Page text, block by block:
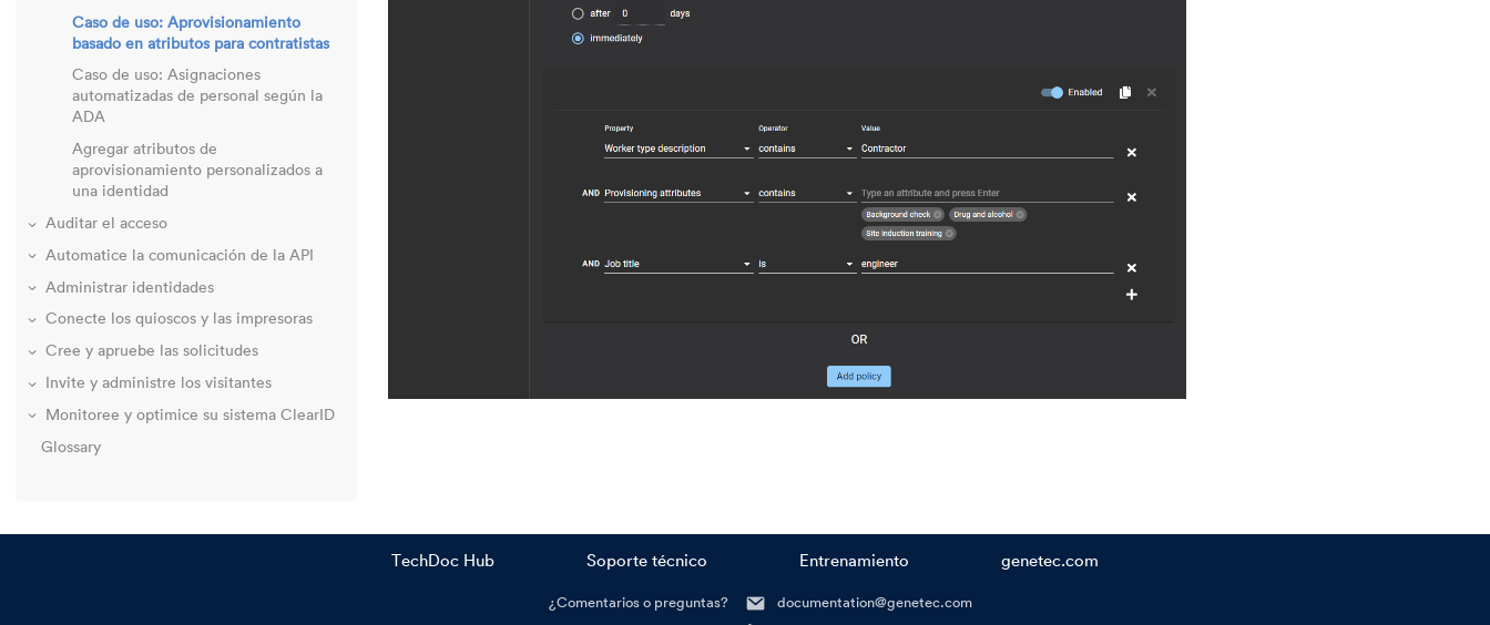
Caso de uso: Aprovisionamiento
basado en atributos para contratistas
Caso de uso: Asignaciones
automatizadas de personal según la
ADA
Agregar atributos de
aprovisionamiento personalizados a
una identidad
Auditar el acceso
Automatice la comunicación de la API
Administrar identidades
Conecte los quioscos y las impresoras
Cree y apruebe las solicitudes
Invite y administre los visitantes
Monitoree y optimice su sistema ClearID
Glossary
TechDoc Hub Soporte técnico Entrenamiento genetec.com
¿Comentarios o preguntas?
documentation@genetec.com